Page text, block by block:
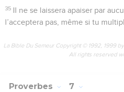
35 Il ne se laissera apaiser par
l’acceptera pas, même si tu
La Bible Du Semeur Copyright © 1992, 1999
All rights reserved
Proverbes 7